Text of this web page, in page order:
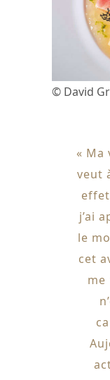
© David
« Ma
veut
j’ai
le
cet
me